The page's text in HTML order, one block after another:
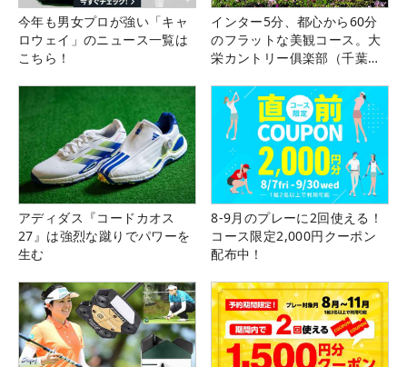
今年も男女プロが強い「キャ
ロウェイ」のニュース一覧は
こちら！
インター5分、都心から60分
のフラットな美観コース。大
栄カントリー俱楽部（千葉
アディダス『コードカオス
27』は強烈な蹴りでパワーを
生む
8-9月のプレーに2回使える！
コース限定2,000円クーポン
配布中！